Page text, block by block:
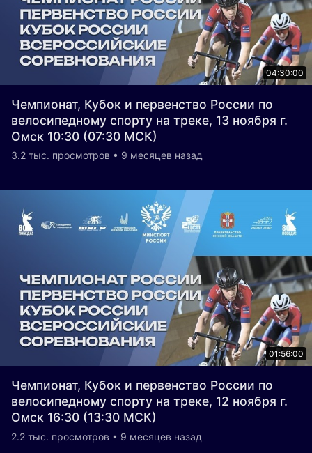
04:30:00
Чемпионат, Кубок и первенство России по
велосипедному спорту на треке, 13 ноября г.
Омск 10:30 (07:30 МСК)
3.2 тыс. просмотров • 9 месяцев назад
01:56:00
Чемпионат, Кубок и первенство России по
велосипедному спорту на треке, 12 ноября г.
Омск 16:30 (13:30 МСК)
2.2 тыс. просмотров • 9 месяцев назад